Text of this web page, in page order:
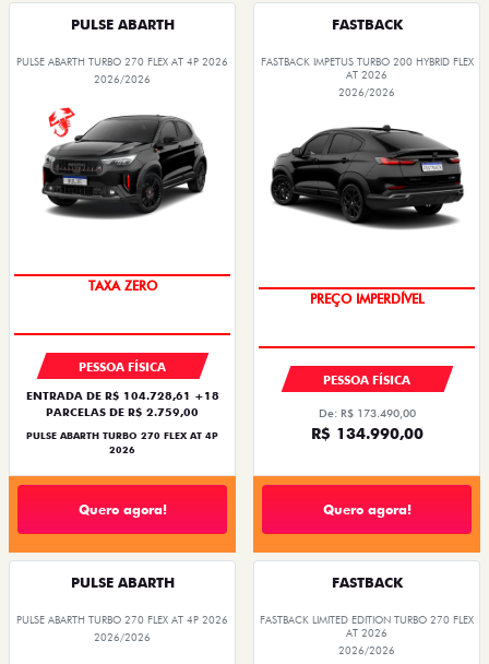
PULSE ABARTH
PULSE ABARTH TURBO 270 FLEX AT 4P 2026
2026/2026
TAXA ZERO
PESSOA FÍSICA
ENTRADA DE R$ 104.728,61 +18
PARCELAS DE R$ 2.759,00
PULSE ABARTH TURBO 270 FLEX AT 4P
2026
Quero agora!
FASTBACK
FASTBACK IMPETUS TURBO 200 HYBRID FLEX
AT 2026
2026/2026
PREÇO IMPERDÍVEL
PESSOA FÍSICA
De: R$ 173.490,00
R$ 134.990,00
Quero agora!
PULSE ABARTH
PULSE ABARTH TURBO 270 FLEX AT 4P 2026
2026/2026
FASTBACK
FASTBACK LIMITED EDITION TURBO 270 FLEX
AT 2026
2026/2026